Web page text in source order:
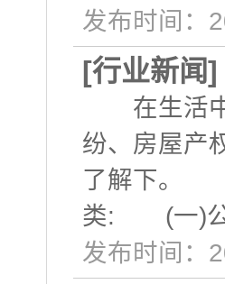
发布时间：
[行业新闻]
在生活中
纷、房屋产
了解下。
类: (一)公
发布时间：